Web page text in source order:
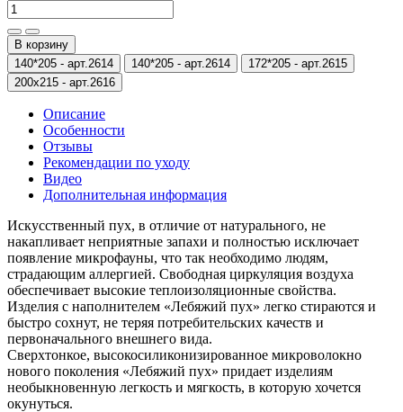
В корзину
140*205 - арт.2614 140*205 - арт.2614 172*205 - арт.2615
200х215 - арт.2616
Описание
Особенности
Отзывы
Рекомендации по уходу
Видео
Дополнительная информация
Искусственный пух, в отличие от натурального, не
накапливает неприятные запахи и полностью исключает
появление микрофауны, что так необходимо людям,
страдающим аллергией. Свободная циркуляция воздуха
обеспечивает высокие теплоизоляционные свойства.
Изделия с наполнителем «Лебяжий пух» легко стираются и
быстро сохнут, не теряя потребительских качеств и
первоначального внешнего вида.
Сверхтонкое, высокосиликонизированное микроволокно
нового поколения «Лебяжий пух» придает изделиям
необыкновенную легкость и мягкость, в которую хочется
окунуться.